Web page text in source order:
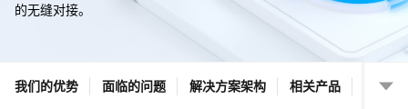
的无缝对接。
我们的优势 面临的问题 解决方案架构 相关产品